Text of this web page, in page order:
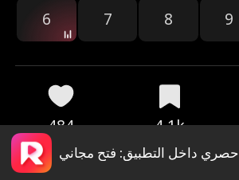
6 7 8 9
484 4.1k
حصري داخل التطبيق: فتح مجاني